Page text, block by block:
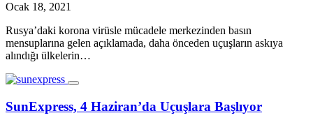
Ocak 18, 2021
Rusya’daki korona virüsle mücadele merkezinden basın
mensuplarına gelen açıklamada, daha önceden uçuşların askıya
alındığı ülkelerin…
SunExpress, 4 Haziran’da Uçuşlara Başlıyor